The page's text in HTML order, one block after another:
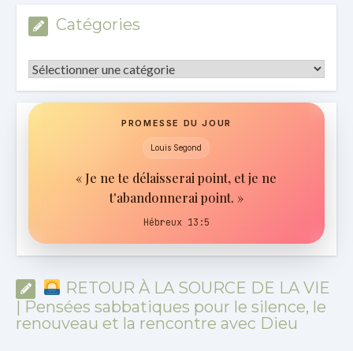
Catégories
Catégories
PROMESSE DU JOUR
Louis Segond
« Je ne te délaisserai point, et je ne
t'abandonnerai point. »
Hébreux 13:5
RETOUR À LA SOURCE DE LA VIE
| Pensées sabbatiques pour le silence, le
renouveau et la rencontre avec Dieu